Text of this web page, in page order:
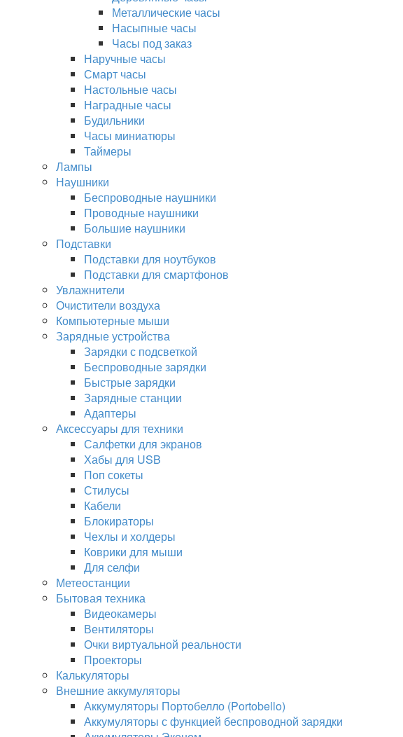
Металлические часы
Насыпные часы
Часы под заказ
Наручные часы
Смарт часы
Настольные часы
Наградные часы
Будильники
Часы миниатюры
Таймеры
Лампы
Наушники
Беспроводные наушники
Проводные наушники
Большие наушники
Подставки
Подставки для ноутбуков
Подставки для смартфонов
Увлажнители
Очистители воздуха
Компьютерные мыши
Зарядные устройства
Зарядки с подсветкой
Беспроводные зарядки
Быстрые зарядки
Зарядные станции
Адаптеры
Аксессуары для техники
Салфетки для экранов
Хабы для USB
Поп сокеты
Стилусы
Кабели
Блокираторы
Чехлы и холдеры
Коврики для мыши
Для селфи
Метеостанции
Бытовая техника
Видеокамеры
Вентиляторы
Очки виртуальной реальности
Проекторы
Калькуляторы
Внешние аккумуляторы
Аккумуляторы Портобелло (Portobello)
Аккумуляторы с функцией беспроводной зарядки